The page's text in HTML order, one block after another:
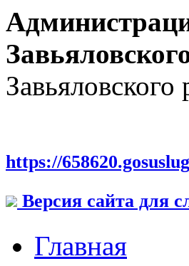
https://
Версия сайта для
Главная